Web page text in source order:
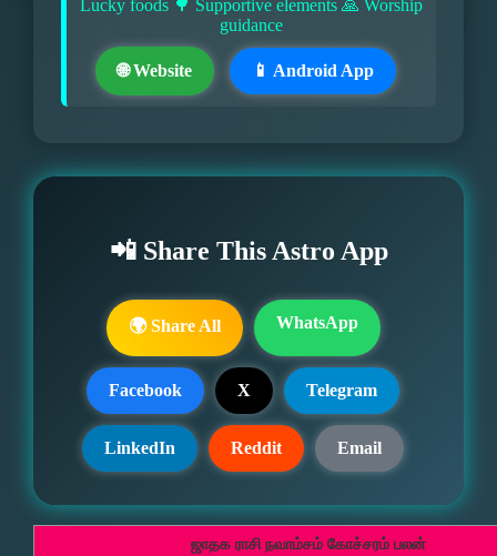
Lucky foods 🌳 Supportive elements 🙏 Worship
guidance
🌐 Website 📱 Android App
📲 Share This Astro App
🌍 Share All WhatsApp
Facebook X Telegram
LinkedIn Reddit Email
ஜாதக ராசி நவாம்சம் கோச்சரம் பலன்